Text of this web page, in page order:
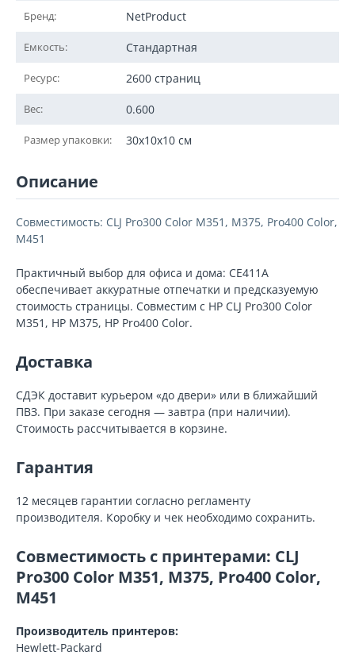
Бренд: NetProduct
Емкость: Стандартная
Ресурс: 2600 страниц
Вес: 0.600
Размер упаковки: 30x10x10 см
Описание
Совместимость: CLJ Pro300 Color M351, M375, Pro400 Color,
M451
Практичный выбор для офиса и дома: CE411A
обеспечивает аккуратные отпечатки и предсказуемую
стоимость страницы. Совместим с HP CLJ Pro300 Color
M351, HP M375, HP Pro400 Color.
Доставка
СДЭК доставит курьером «до двери» или в ближайший
ПВЗ. При заказе сегодня — завтра (при наличии).
Стоимость рассчитывается в корзине.
Гарантия
12 месяцев гарантии согласно регламенту
производителя. Коробку и чек необходимо сохранить.
Совместимость с принтерами: CLJ
Pro300 Color M351, M375, Pro400 Color,
M451
Производитель принтеров:
Hewlett-Packard